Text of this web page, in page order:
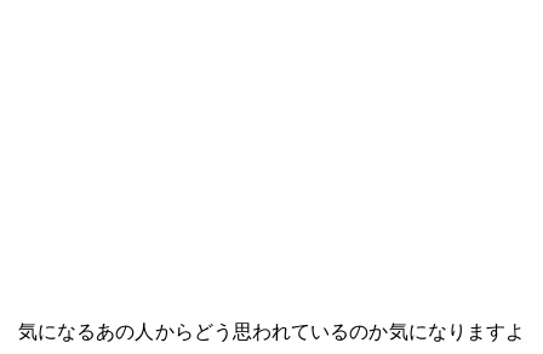
気になるあの人からどう思われているのか気になりますよ